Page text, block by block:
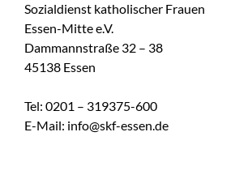
Sozialdienst katholischer Frauen
Essen-Mitte e.V.
Dammannstraße 32 – 38
45138 Essen
Tel: 0201 – 319375-600
E-Mail: info@skf-essen.de